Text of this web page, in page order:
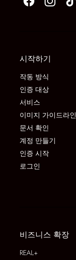
시작하기
작동 방식
인증 대상
서비스
이미지 가이드라인
문서 확인
계정 만들기
인증 시작
로그인
비즈니스 확장
REAL+